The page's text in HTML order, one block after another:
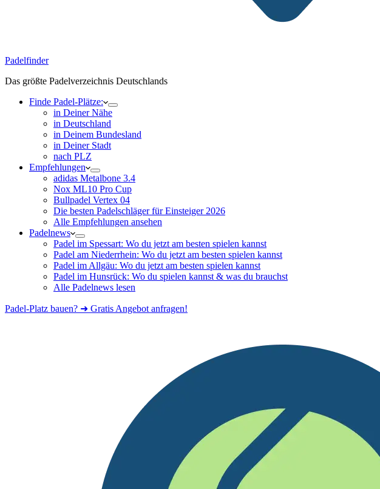
Padelfinder
Das größte Padelverzeichnis Deutschlands
Finde Padel-Plätze:
in Deiner Nähe
in Deutschland
in Deinem Bundesland
in Deiner Stadt
nach PLZ
Empfehlungen
adidas Metalbone 3.4
Nox ML10 Pro Cup
Bullpadel Vertex 04
Die besten Padelschläger für Einsteiger 2026
Alle Empfehlungen ansehen
Padelnews
Padel im Spessart: Wo du jetzt am besten spielen kannst
Padel am Niederrhein: Wo du jetzt am besten spielen kannst
Padel im Allgäu: Wo du jetzt am besten spielen kannst
Padel im Hunsrück: Wo du spielen kannst & was du brauchst
Alle Padelnews lesen
Padel-Platz bauen? ➜ Gratis Angebot anfragen!